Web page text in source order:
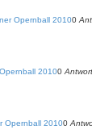
Opernball 20100
20100
Opernball 20100